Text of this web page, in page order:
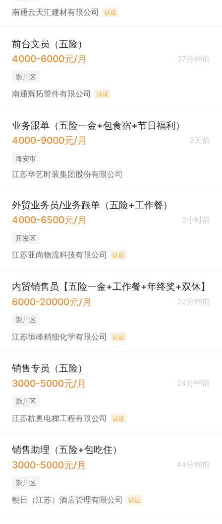
南通云天汇建材有限公司 认证
前台文员（五险）
4000-6000元/月
37分钟前
崇川区
南通辉拓管件有限公司 认证
业务跟单（五险一金+包食宿+节日福利）
4000-9000元/月
2天前
海安市
江苏华艺时装集团股份有限公司
外贸业务员/业务跟单（五险+工作餐）
4000-6500元/月
2小时前
开发区
江苏亚尚物流科技有限公司 认证
内贸销售员【五险一金+工作餐+年终奖+双休】
6000-20000元/月
22分钟前
崇川区
江苏恒峰精细化学有限公司 认证
销售专员（五险）
3000-5000元/月
24分钟前
崇川区
江苏杭奥电梯工程有限公司 认证
销售助理（五险+包吃住）
3000-5000元/月
44分钟前
崇川区
朝日（江苏）酒店管理有限公司 认证